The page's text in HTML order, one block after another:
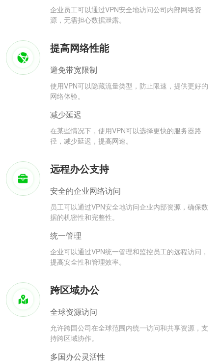
企业员工可以通过VPN安全地访问公司内部网络资
源，无需担心数据泄露。
提高网络性能
避免带宽限制
使用VPN可以隐藏流量类型，防止限速，提供更好的
网络体验。
减少延迟
在某些情况下，使用VPN可以选择更快的服务器路
径，减少延迟，提高网速。
远程办公支持
安全的企业网络访问
员工可以通过VPN安全地访问企业内部资源，确保数
据的机密性和完整性。
统一管理
企业可以通过VPN统一管理和监控员工的远程访问，
提高安全性和管理效率。
跨区域办公
全球资源访问
允许跨国公司在全球范围内统一访问和共享资源，支
持跨区域协作。
多国办公灵活性